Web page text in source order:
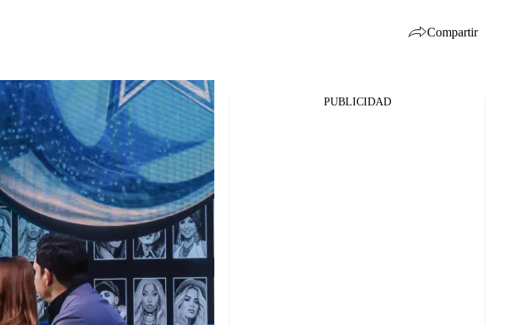
Compartir
Facebook
Twitter
PUBLICIDAD